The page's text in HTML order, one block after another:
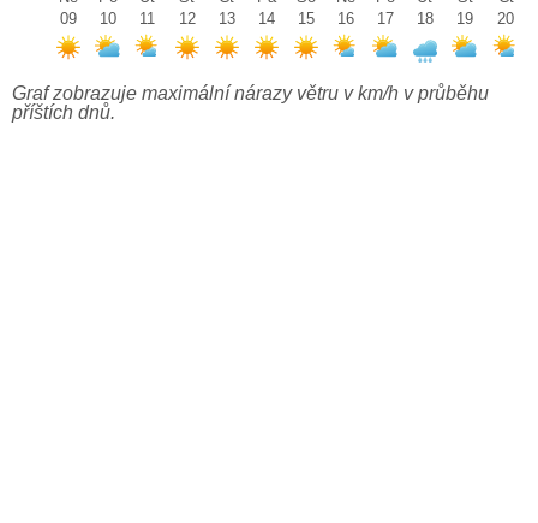
09
10
11
12
13
14
15
16
17
18
19
20
Graf zobrazuje maximální nárazy větru v km/h v průběhu
příštích dnů.